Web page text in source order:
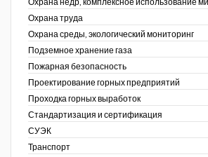
Охрана труда
Охрана среды, экологический мониторинг
Подземное хранение газа
Пожарная безопасность
Проектирование горных предприятий
Проходка горных выработок
Стандартизация и сертификация
СУЭК
Транспорт